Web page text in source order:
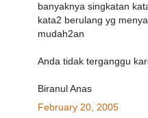
banyaknya singkatan
kata2 berulang yg
mudah2an
Anda tidak terganggu
Biranul Anas
February 20, 2005